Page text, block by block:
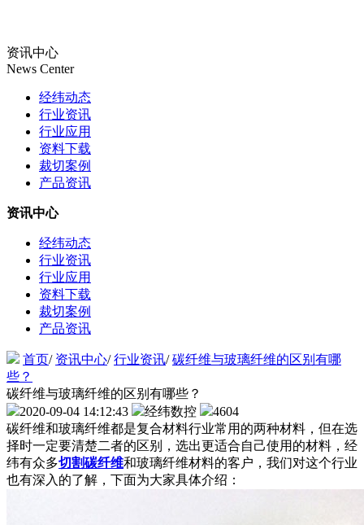
资讯中心
News Center
经纬动态
行业资讯
行业应用
资料下载
裁切案例
产品资讯
资讯中心
经纬动态
行业资讯
行业应用
资料下载
裁切案例
产品资讯
首页/ 资讯中心/行业资讯/碳纤维与玻璃纤维的区别有哪
些？
碳纤维与玻璃纤维的区别有哪些？
2020-09-04 14:12:43
经纬数控
4604
碳纤维和玻璃纤维都是复合材料行业常用的两种材料，但在选
择时一定要清楚二者的区别，选出更适合自己使用的材料，经
纬有众多切割碳纤维和玻璃纤维材料的客户，我们对这个行业
也有深入的了解，下面为大家具体介绍：